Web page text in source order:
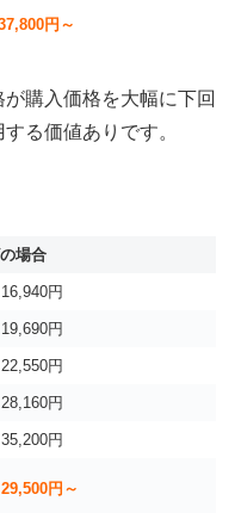
円～
購入価格を大幅に下回
る価値ありです。
場合
16,940円
19,690円
22,550円
28,160円
35,200円
29,500円～